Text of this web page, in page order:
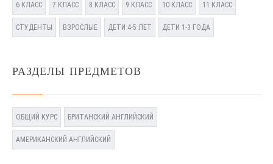
6 КЛАСС 7 КЛАСС 8 КЛАСС 9 КЛАСС 10 КЛАСС 11 КЛАСС
СТУДЕНТЫ ВЗРОСЛЫЕ ДЕТИ 4-5 ЛЕТ ДЕТИ 1-3 ГОДА
РАЗДЕЛЫ ПРЕДМЕТОВ
ОБЩИЙ КУРС БРИТАНСКИЙ АНГЛИЙСКИЙ
АМЕРИКАНСКИЙ АНГЛИЙСКИЙ